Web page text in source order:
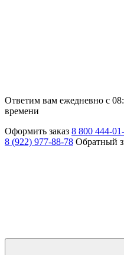
Ответим вам ежедневно с
времени
Оформить заказ 8 800 444-
8 (922) 977-88-78 Обратный